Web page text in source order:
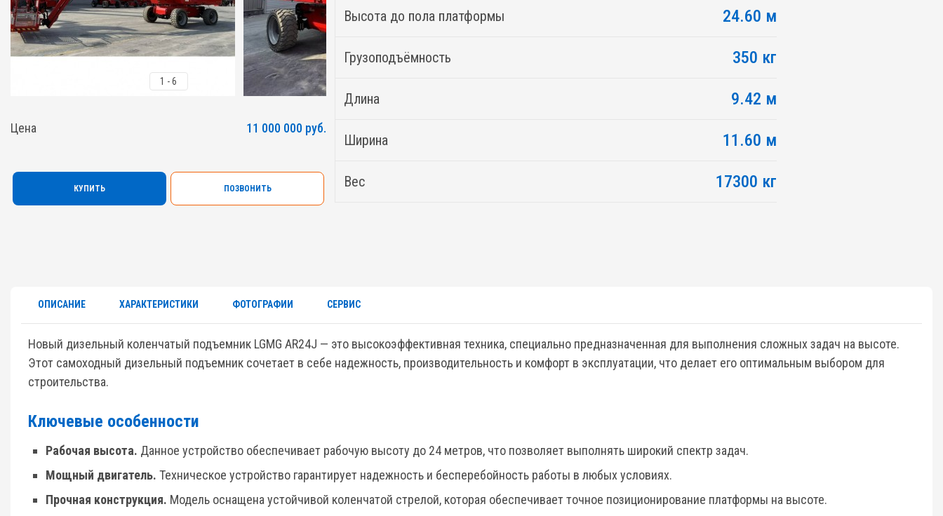
1 -6
Цена 11 000 000 руб.
КУПИТЬ ПОЗВОНИТЬ
Высота до пола платформы 24.60 м
Грузоподъёмность 350 кг
Длина 9.42 м
Ширина 11.60 м
Вес 17300 кг
ОПИСАНИЕ ХАРАКТЕРИСТИКИ ФОТОГРАФИИ СЕРВИС
Новый дизельный коленчатый подъемник LGMG AR24J — это высокоэффективная техника, специально предназначенная для выполнения сложных задач на высоте.
Этот самоходный дизельный подъемник сочетает в себе надежность, производительность и комфорт в эксплуатации, что делает его оптимальным выбором для
строительства.
Ключевые особенности
Рабочая высота. Данное устройство обеспечивает рабочую высоту до 24 метров, что позволяет выполнять широкий спектр задач.
Мощный двигатель. Техническое устройство гарантирует надежность и бесперебойность работы в любых условиях.
Прочная конструкция. Модель оснащена устойчивой коленчатой стрелой, которая обеспечивает точное позиционирование платформы на высоте.